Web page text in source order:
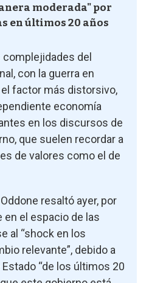
moderada" por
en últimos 20 años
del
con la guerra en
factor más distorsivo,
economía
en los discursos de
que suelen recordar a
de valores como el de
resaltó ayer, por
el espacio de las
al “shock en los
relevante”, debido a
“de los últimos 20